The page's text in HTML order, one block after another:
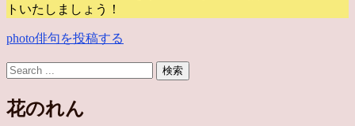
トいたしましょう！
photo俳句を投稿する
花のれん